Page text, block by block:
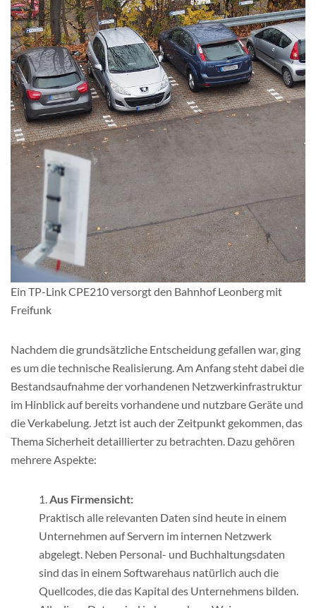
Ein TP-Link CPE210 versorgt den Bahnhof Leonberg mit
Freifunk
Nachdem die grundsätzliche Entscheidung gefallen war, ging
es um die technische Realisierung. Am Anfang steht dabei die
Bestandsaufnahme der vorhandenen Netzwerkinfrastruktur
im Hinblick auf bereits vorhandene und nutzbare Geräte und
die Verkabelung. Jetzt ist auch der Zeitpunkt gekommen, das
Thema Sicherheit detaillierter zu betrachten. Dazu gehören
mehrere Aspekte:
Aus Firmensicht:
Praktisch alle relevanten Daten sind heute in einem
Unternehmen auf Servern im internen Netzwerk
abgelegt. Neben Personal- und Buchhaltungsdaten
sind das in einem Softwarehaus natürlich auch die
Quellcodes, die das Kapital des Unternehmens bilden.